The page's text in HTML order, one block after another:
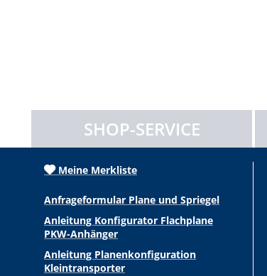
SHOP-SERVICE
Meine Merkliste
Anfrageformular Plane und Spriegel
Anleitung Konfigurator Flachplane
PKW-Anhänger
Anleitung Planenkonfiguration
Kleintransporter